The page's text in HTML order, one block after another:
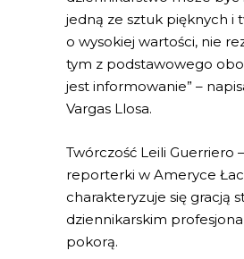
jedną ze sztuk pięknych i
o wysokiej wartości, nie
tym z podstawowego
jest informowanie” –
Vargas Llosa.
Twórczość Leili Guerriero
reporterki w Ameryce
charakteryzuje się gracją
dziennikarskim
pokorą.